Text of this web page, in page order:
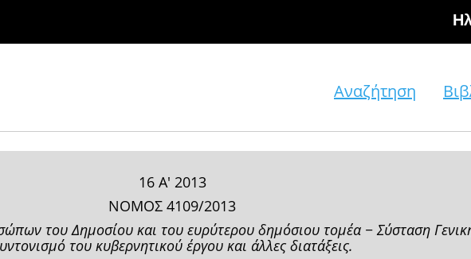
Αναζήτηση
16 Α' 2013
ΝΟΜΟΣ 4109/2013
του Δημοσίου και του ευρύτερου δημόσιου τομέα − Σύσταση
του κυβερνητικού έργου και άλλες διατάξεις.